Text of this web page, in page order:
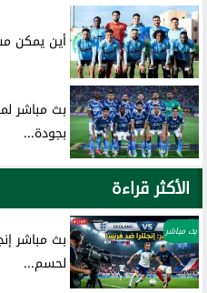
أين يمكن
بث مباشر
بجودة...
الأكثر قراءة
بث مباشر
بث مباشر
لحسم...